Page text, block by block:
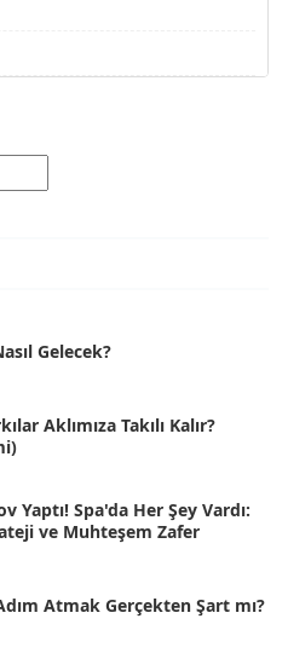
Gelecek?
Aklımıza Takılı Kalır?
Yaptı! Spa'da Her Şey Vardı:
ve Muhteşem Zafer
Atmak Gerçekten Şart mı?